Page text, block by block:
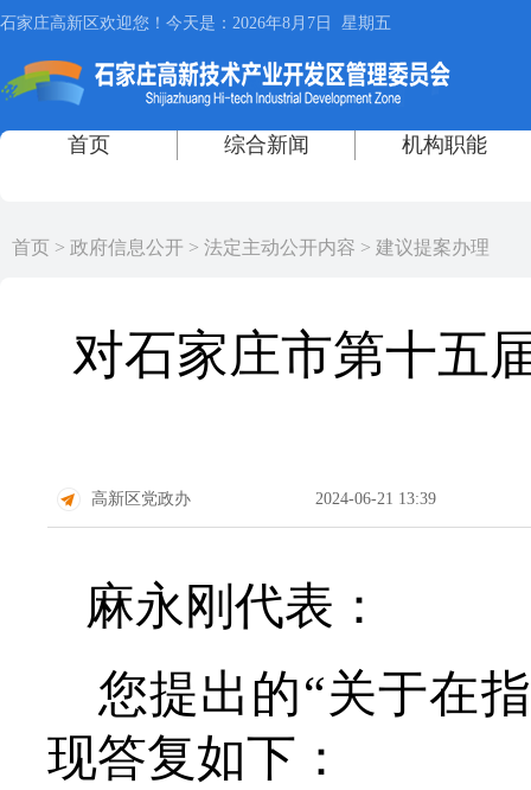
首页 > 政府信息公开 > 法定主动公开内容 > 建议提案办理
对石家庄市第十五
高新区党政办 2024-06-21 13:39
麻永刚 代表：
您提出的“关于在
现答复如下：